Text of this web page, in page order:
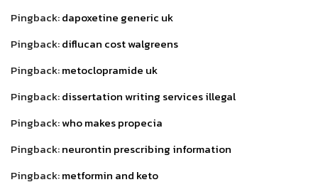
Pingback:dapoxetine generic uk
Pingback:diflucan cost walgreens
Pingback:metoclopramide uk
Pingback:dissertation writing services illegal
Pingback:who makes propecia
Pingback:neurontin prescribing information
Pingback:metformin and keto